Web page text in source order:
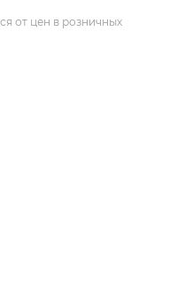
от цен в розничных